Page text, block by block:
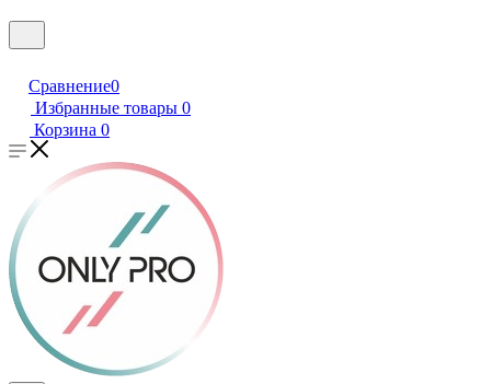
Сравнение0
Избранные товары 0
Корзина 0